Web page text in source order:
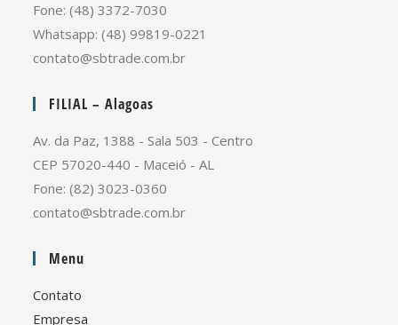
Fone: (48) 3372-7030
Whatsapp: (48) 99819-0221
contato@sbtrade.com.br
FILIAL – Alagoas
Av. da Paz, 1388 - Sala 503 - Centro
CEP 57020-440 - Maceió - AL
Fone: (82) 3023-0360
contato@sbtrade.com.br
Menu
Contato
Empresa